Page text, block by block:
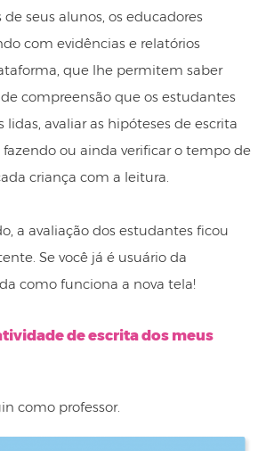
seus alunos, os educadores
com evidências e relatórios
que lhe permitem saber
compreensão que os estudantes
lidas, avaliar as hipóteses de escrita
ou ainda verificar o tempo de
criança com a leitura.
a avaliação dos estudantes ficou
Se você já é usuário da
como funciona a nova tela!
de escrita dos meus
como professor.